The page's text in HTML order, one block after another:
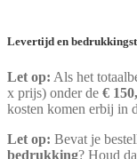
Levertijd en
Let op: Als het
x prijs) onder de €
kosten komen erbij in
Let op: Bevat je
bedrukking? Houd